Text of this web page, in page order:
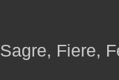
Sagre, Fiere,